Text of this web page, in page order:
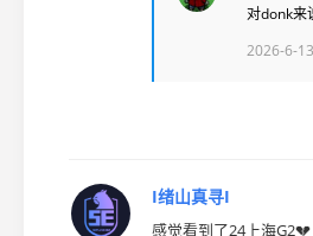
对donk来
2026-6-13
I绪山真寻I
感觉看到了24上海G2💔